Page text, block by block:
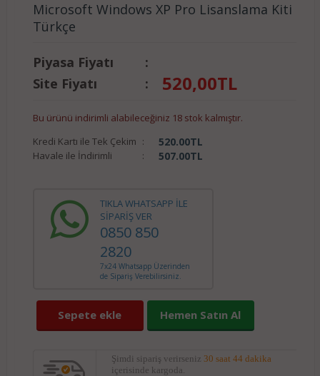
Microsoft Windows XP Pro Lisanslama Kiti
Türkçe
Piyasa Fiyatı
:
Site Fiyatı
: 520,00TL
Bu ürünü indirimli alabileceğiniz 18 stok kalmıştır.
Kredi Kartı ile Tek Çekim : 520.00TL
Havale ile İndirimli : 507.00TL
TIKLA WHATSAPP İLE
SİPARİŞ VER
0850 850
2820
7x24 Whatsapp Üzerinden
de Sipariş Verebilirsiniz.
Sepete ekle Hemen Satın Al
Şimdi sipariş verirseniz 30 saat 44 dakika
içerisinde kargoda.